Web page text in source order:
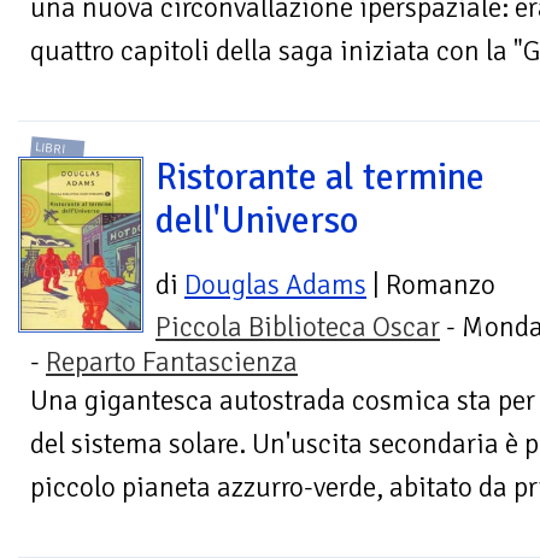
una nuova circonvallazione iperspaziale:
quattro capitoli della saga iniziata con la
LIBRI
Ristorante al termine
dell'Universo
di Douglas Adams | Romanzo
Piccola Biblioteca Oscar -
- Reparto Fantascienza
Una gigantesca autostrada cosmica sta
del sistema solare. Un'uscita secondaria è
piccolo pianeta azzurro-verde, abitato da